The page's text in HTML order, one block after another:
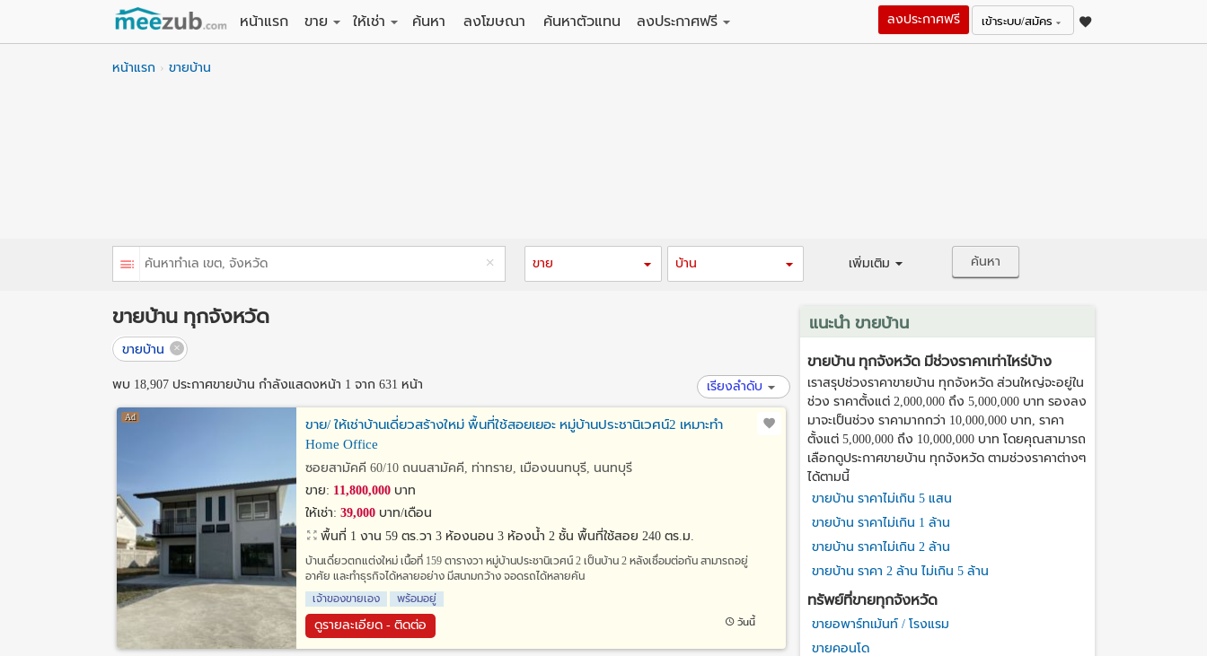
หน้าแรก
ขาย
ให้เช่า
ค้นหา ลงโฆษณา ค้นหาตัวแทน
ลงประกาศฟรี
เข้าระบบ/สมัคร
ลงประกาศฟรี
หน้าแรก ขายบ้าน
ขาย บ้าน เพิ่มเติม ค้นหา
ขายบ้าน ทุกจังหวัด
ขายบ้าน
พบ 18,907 ประกาศขายบ้าน กำลังแสดงหน้า 1 จาก 631 หน้า เรียงลำดับ
ขาย/ ให้เช่าบ้านเดี่ยวสร้างใหม่ พื้นที่ใช้สอยเยอะ หมู่บ้านประชานิเวศน์2 เหมาะทำ
Home Office
ซอยสามัคคี 60/10 ถนนสามัคคี, ท่าทราย, เมืองนนทบุรี, นนทบุรี
ขาย: 11,800,000 บาท
ให้เช่า: 39,000 บาท/เดือน
พื้นที่ 1 งาน 59 ตร.วา 3 ห้องนอน 3 ห้องน้ำ 2 ชั้น พื้นที่ใช้สอย 240 ตร.ม.
บ้านเดี่ยวตกแต่งใหม่ เนื้อที่ 159 ตารางวา หมู่บ้านประชานิเวศน์ 2 เป็นบ้าน 2 หลังเชื่อมต่อกัน สามารถอยู่
อาศัย และทำธุรกิจได้หลายอย่าง มีสนามกว้าง จอดรถได้หลายคัน
เจ้าของขายเอง
พร้อมอยู่
ดูรายละเอียด - ติดต่อ วันนี้
แนะนำ ขายบ้าน
ขายบ้าน ทุกจังหวัด มีช่วงราคาเท่าไหร่บ้าง
เราสรุปช่วงราคาขายบ้าน ทุกจังหวัด ส่วนใหญ่จะอยู่ใน
ช่วง ราคาตั้งแต่ 2,000,000 ถึง 5,000,000 บาท รองลง
มาจะเป็นช่วง ราคามากกว่า 10,000,000 บาท, ราคา
ตั้งแต่ 5,000,000 ถึง 10,000,000 บาท โดยคุณสามารถ
เลือกดูประกาศขายบ้าน ทุกจังหวัด ตามช่วงราคาต่างๆ
ได้ตามนี้
ขายบ้าน ราคาไม่เกิน 5 แสน
ขายบ้าน ราคาไม่เกิน 1 ล้าน
ขายบ้าน ราคาไม่เกิน 2 ล้าน
ขายบ้าน ราคา 2 ล้าน ไม่เกิน 5 ล้าน
ทรัพย์ที่ขายทุกจังหวัด
ขายอพาร์ทเม้นท์ / โรงแรม
ขายคอนโด